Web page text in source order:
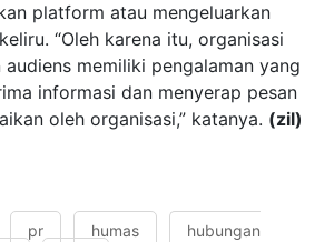
platform atau mengeluarkan
“Oleh karena itu, organisasi
memiliki pengalaman yang
informasi dan menyerap pesan
oleh organisasi,” katanya. (zil)
pr humas
hubungan